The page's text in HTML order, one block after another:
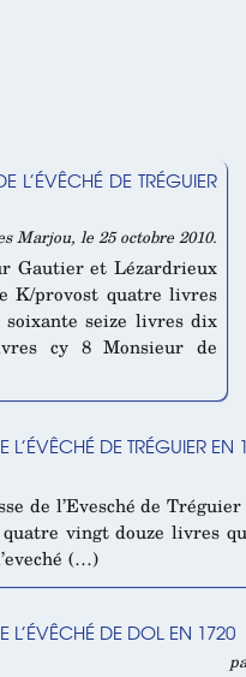
L’ÉVÊCHÉ DE TRÉGUIER
Marjou, le 25 octobre 2010.
Gautier et Lézardrieux
K/provost quatre livres
seize livres dix
cy 8 Monsieur de
L’ÉVÊCHÉ DE TRÉGUIER
de l’Evesché de
vingt douze livres
(…)
L’ÉVÊCHÉ DE DOL EN 1720